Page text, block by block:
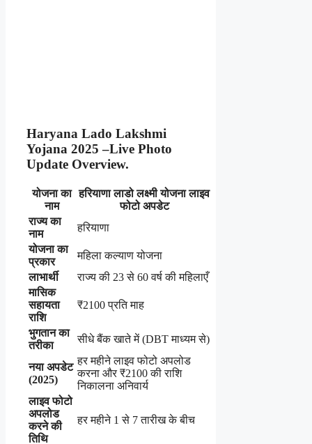
Haryana Lado Lakshmi
Yojana 2025 –Live Photo
Update Overview.
योजना का
नाम
हरियाणा लाडो लक्ष्मी योजना लाइव
फोटो अपडेट
राज्य का
नाम
हरियाणा
योजना का
प्रकार
महिला कल्याण योजना
लाभार्थी
राज्य की 23 से 60 वर्ष की महिलाएँ
मासिक
सहायता
राशि
₹2100 प्रति माह
भुगतान का
तरीका
सीधे बैंक खाते में (DBT माध्यम से)
नया अपडेट
(2025)
हर महीने लाइव फोटो अपलोड
करना और ₹2100 की राशि
निकालना अनिवार्य
लाइव फोटो
अपलोड
करने की
तिथि
हर महीने 1 से 7 तारीख के बीच